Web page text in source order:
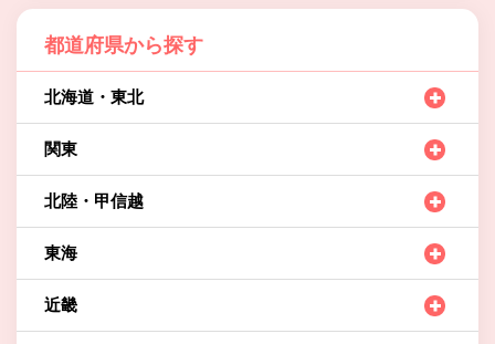
都道府県から探す
北海道・東北
関東
北陸・甲信越
東海
近畿